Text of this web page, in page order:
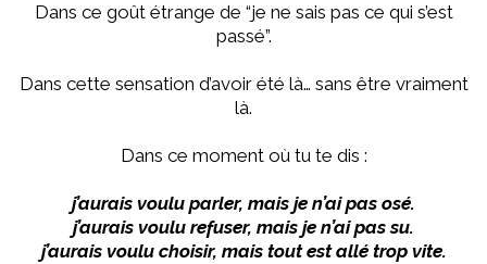
Dans ce goût étrange de “je ne sais pas ce qui s’est
passé”.
Dans cette sensation d’avoir été là… sans être vraiment
là.
Dans ce moment où tu te dis :
j’aurais voulu parler, mais je n’ai pas osé.
j’aurais voulu refuser, mais je n’ai pas su.
j’aurais voulu choisir, mais tout est allé trop vite.